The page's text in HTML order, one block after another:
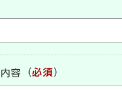
容 （必須）